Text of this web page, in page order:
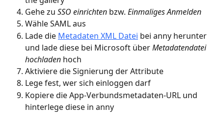
Gehe zu SSO einrichten bzw. Einmaliges Anmelden
Wähle SAML aus
Lade die Metadaten XML Datei bei anny herunter
und lade diese bei Microsoft über Metadatendatei
hochladen hoch
Aktiviere die Signierung der Attribute
Lege fest, wer sich einloggen darf
Kopiere die App-Verbundsmetadaten-URL und
hinterlege diese in anny